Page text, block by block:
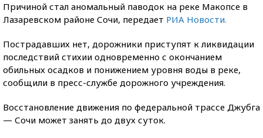
Причиной стал аномальный паводок на реке Макопсе в
Лазаревском районе Сочи, передает РИА Новости.
Пострадавших нет, дорожники приступят к ликвидации
последствий стихии одновременно с окончанием
обильных осадков и понижением уровня воды в реке,
сообщили в пресс-службе дорожного учреждения.
Восстановление движения по федеральной трассе Джубга
— Сочи может занять до двух суток.